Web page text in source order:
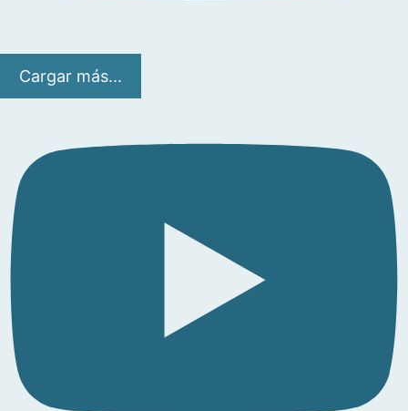
Cargar más...